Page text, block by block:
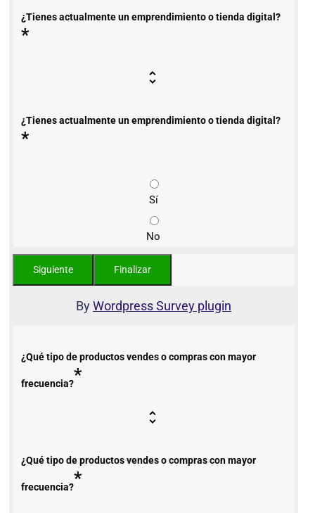
¿Tienes actualmente un emprendimiento o tienda digital?
*
¿Tienes actualmente un emprendimiento o tienda digital?
*
Sí
No
ByWordpress Survey plugin
¿Qué tipo de productos vendes o compras con mayor
frecuencia?*
¿Qué tipo de productos vendes o compras con mayor
frecuencia?*